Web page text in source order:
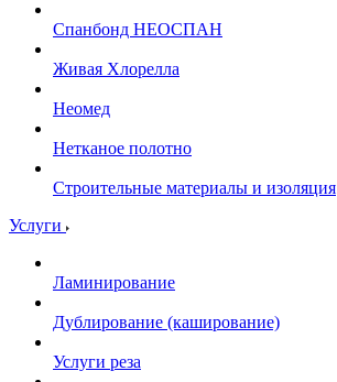
Спанбонд НЕОСПАН
Живая Хлорелла
Нeомед
Нетканое полотно
Строительные материалы и изоляция
Услуги
Ламинирование
Дублирование (каширование)
Услуги реза